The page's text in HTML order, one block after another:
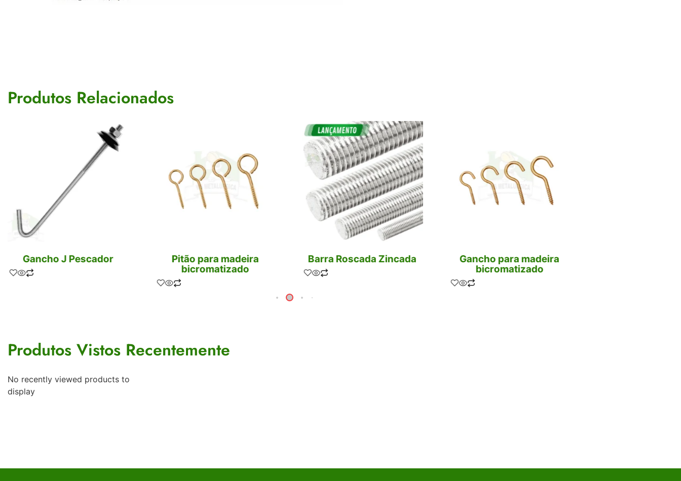
Produtos Relacionados
Gancho J Pescador
Pitão para madeira
bicromatizado
Barra Roscada Zincada
Gancho para madeira
bicromatizado
Produtos Vistos Recentemente
No recently viewed products to
display